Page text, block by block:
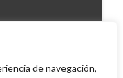
de navegación,
XVI